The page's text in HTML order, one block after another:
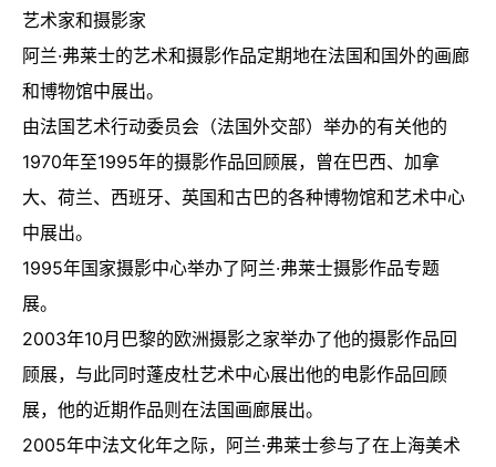
艺术家和摄影家
阿兰·弗莱士的艺术和摄影作品定期地在法国和国外的画廊
和博物馆中展出。
由法国艺术行动委员会（法国外交部）举办的有关他的
1970年至1995年的摄影作品回顾展，曾在巴西、加拿
大、荷兰、西班牙、英国和古巴的各种博物馆和艺术中心
中展出。
1995年国家摄影中心举办了阿兰·弗莱士摄影作品专题
展。
2003年10月巴黎的欧洲摄影之家举办了他的摄影作品回
顾展，与此同时蓬皮杜艺术中心展出他的电影作品回顾
展，他的近期作品则在法国画廊展出。
2005年中法文化年之际，阿兰·弗莱士参与了在上海美术